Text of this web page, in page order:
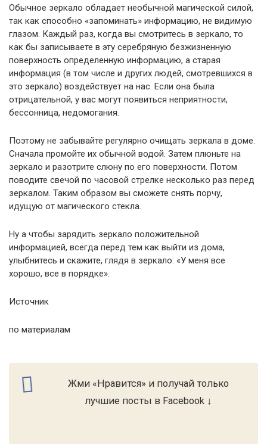
Обычное зеркало обладает необычной магической силой,
так как способно «запоминать» информацию, не видимую
глазом. Каждый раз, когда вы смотритесь в зеркало, то
как бы записываете в эту серебряную безжизненную
поверхность определенную информацию, а старая
информация (в том числе и других людей, смотревшихся в
это зеркало) воздействует на нас. Если она была
отрицательной, у вас могут появиться неприятности,
бессонница, недомогания.
Поэтому не забывайте регулярно очищать зеркала в доме.
Сначала промойте их обычной водой. Затем плюньте на
зеркало и разотрите слюну по его поверхности. Потом
поводите свечой по часовой стрелке несколько раз перед
зеркалом. Таким образом вы сможете снять порчу,
идущую от магического стекла.
Ну а чтобы зарядить зеркало положительной
информацией, всегда перед тем как выйти из дома,
улыбнитесь и скажите, глядя в зеркало: «У меня все
хорошо, все в порядке».
Источник
по материалам
Жми «Нравится» и получай только
лучшие посты в Facebook ↓